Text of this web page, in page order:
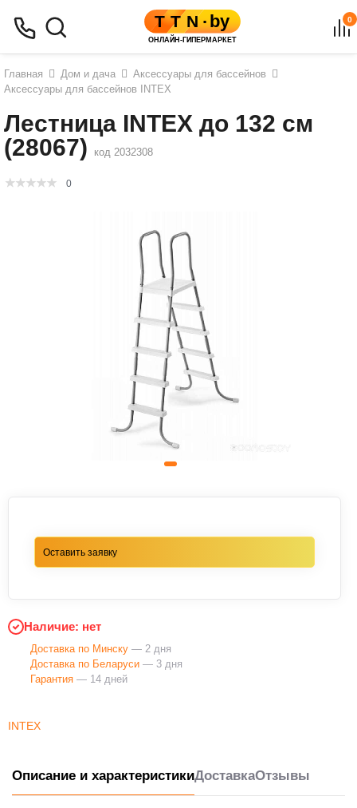
0
Главная Дом и дача
Аксессуары для бассейнов
Аксессуары для бассейнов INTEX
Лестница INTEX до 132 см
(28067)
код 2032308
0
INTEX
Оставить заявку
Наличие: нет
Доставка по Минску — 2 дня
Доставка по Беларуси — 3 дня
Гарантия — 14 дней
Описание и характеристикиДоставкаОтзывы